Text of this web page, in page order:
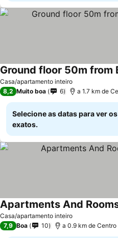
Casa/apartamento inteiro
Ground floor 50m from
8,2 Muito boa 6 a 1.7 km de
Selecione as datas para ver
exatos.
Casa/apartamento inteiro
Apartments And
7,9 Boa 10 a 0.9 km de